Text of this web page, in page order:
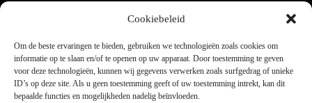
Cookiebeleid
Om de beste ervaringen te bieden, gebruiken we technologieën zoals cookies om
informatie op te slaan en/of te openen op uw apparaat. Door toestemming te geven
voor deze technologieën, kunnen wij gegevens verwerken zoals surfgedrag of unieke
ID’s op deze site. Als u geen toestemming geeft of uw toestemming intrekt, kan dit
bepaalde functies en mogelijkheden nadelig beïnvloeden.
Dinsdag tot en met vrijdag 9:00 - 18:00
Zaterdag 9:00 tot 15:00
Copyright © 2025 - WordPress thema door blocksy - Made by
Jim ter Mors